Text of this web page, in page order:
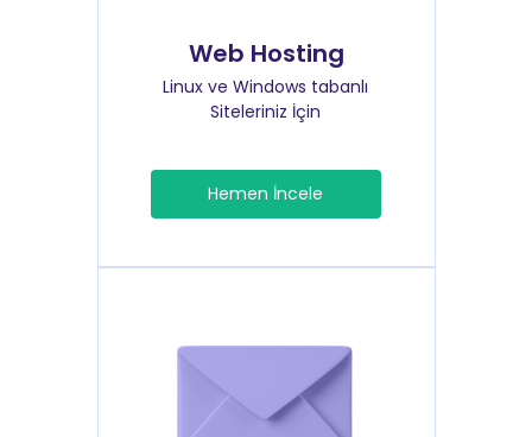
Web Hosting
Linux ve Windows tabanlı
Siteleriniz İçin
Hemen İncele